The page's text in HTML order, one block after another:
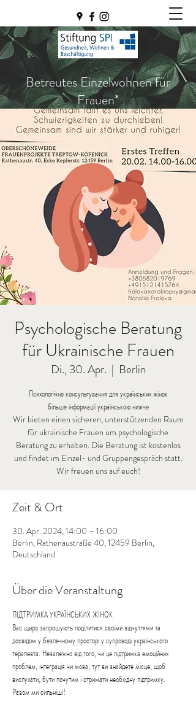
Betreutes Einzelwohnen für
Frauen*
Psychologische Beratung
für Ukrainische Frauen
Di., 30. Apr.
  |
Berlin
Психологічне консультування для українських жінок
більше інформації українською нижче
Wir bieten einen sicheren, unterstützenden Raum
für ukrainische Frauen um psychologische
Beratung zu erhalten. Die Beratung ist kostenlos
und findet im Einzel- und Gruppengespräch statt.
Wir freuen uns auf euch!
Zeit & Ort
30. Apr. 2024, 14:00 – 16:00
Berlin, Rathenaustraße 40, 12459 Berlin,
Deutschland
Über die Veranstaltung
ПІДТРИМКА УКРАЇНСЬКИХ ЖІНОК
Вас щиро запрошують поділитися своїми відчуттями та
досвідом у безпечному просторі у супроводі українського
терапевта. Незалежно від того, чи це підтримка емоційних
проблем, інтеграція чи мова, тут ви знайдете місце, щоб
вислухати, бути почутим і отримати необхідну підтримку.
Разом ми сильніші!